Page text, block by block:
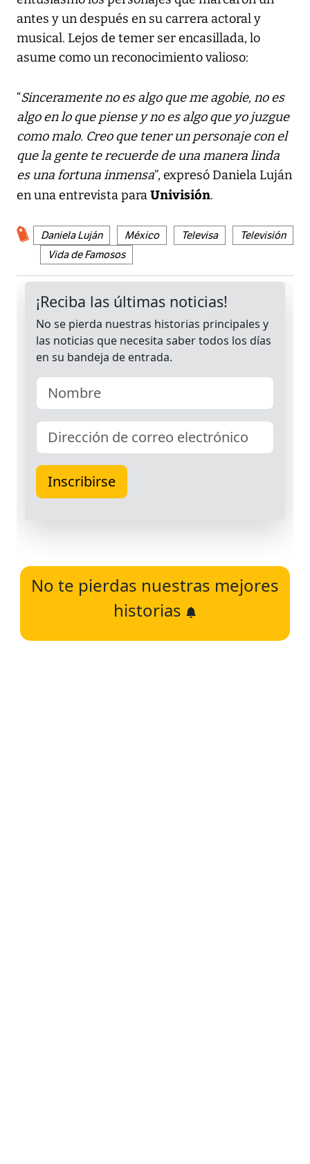
antes y un después en su carrera actoral y
musical. Lejos de temer ser encasillada, lo
asume como un reconocimiento valioso:
“Sinceramente no es algo que me agobie, no es
algo en lo que piense y no es algo que yo juzgue
como malo. Creo que tener un personaje con el
que la gente te recuerde de una manera linda
es una fortuna inmensa”, expresó Daniela Luján
en una entrevista paraUnivisión.
Daniela Luján México Televisa
Televisión
Vida de Famosos
No te pierdas nuestras mejores
historias